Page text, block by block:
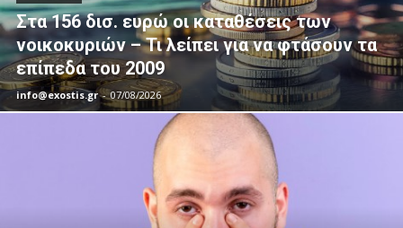
Στα 156 δισ. ευρώ οι καταθέσεις των
νοικοκυριών – Τι λείπει για να φτάσουν τα
επίπεδα του 2009
info@exostis.gr - 07/08/2026